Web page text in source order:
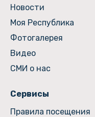
Новости
Моя Республика
Фотогалерея
Видео
СМИ о нас
Сервисы
Правила посещения